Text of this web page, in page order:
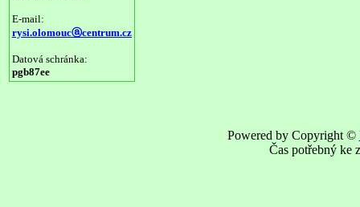
E-mail:
rysi.olomoucⓐcentrum.cz
Datová schránka:
pgb87ee
Powered by Copyright ©
Čas potřebný ke